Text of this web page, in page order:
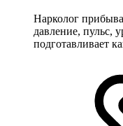
Нарколог
давление, пульс,
подготавливает